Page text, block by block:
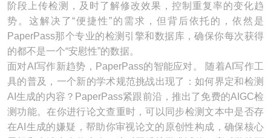
阶段上传检测，及时了解修改效果，控制重复率的变化趋
势。这解决了“便捷性”的需求，但背后依托的，依然是
PaperPass那个专业的检测引擎和数据库，确保你每次获得
的都不是一个“安慰性”的数据。
面对AI写作新趋势，PaperPass的智能应对。 随着AI写作工
具的普及，一个新的学术规范挑战出现了：如何界定和检测
AI生成的内容？PaperPass紧跟前沿，推出了免费的AIGC检
测功能。在你进行论文查重时，可以同步检测文本中是否存
在AI生成的嫌疑，帮助你审视论文的原创性构成，确保核心